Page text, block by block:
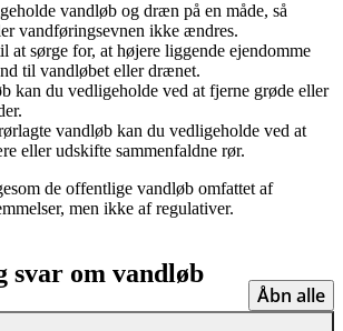
vandløb og dræn på en måde, så
vandføringsevnen ikke ændres.
at sørge for, at højere liggende ejendomme
til vandløbet eller drænet.
kan du vedligeholde ved at fjerne grøde eller
vandløb kan du vedligeholde ved at
eller udskifte sammenfaldne rør.
de offentlige vandløb omfattet af
men ikke af regulativer.
svar om vandløb
Åbn alle